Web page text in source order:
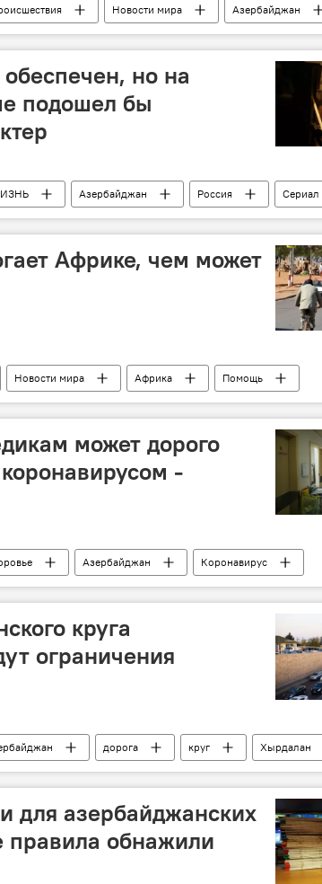
Новости мира
Азербайджан
Иран
но на
подошел бы
Азербайджан Россия
Сериал
Актер легендарный азербайджанец
Африке, чем может
Новости мира Африка Помощь
может дорого
-
Азербайджан
Коронавирус
Наказание Меры
Законодательство
круга
ограничения
дорога круг
Хырдалан
транспорта
для азербайджанских
правила обнажили